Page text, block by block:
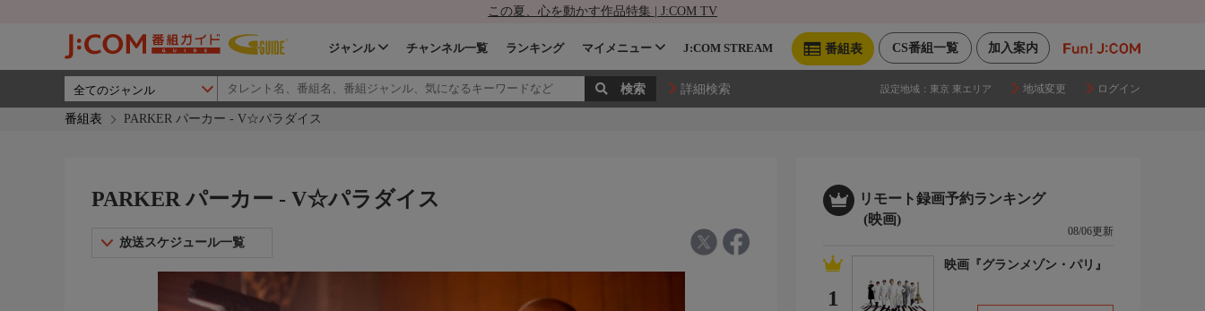
この夏、心を動かす作品特集 | J:COM TV
加入案内
CS番組一覧
番組表
ジャンル チャンネル一覧 ランキング マイメニュー J:COM STREAM
詳細検索 設定地域： 東京 東エリア 地域変更 ログイン
番組表 PARKER パーカー - V☆パラダイス
PARKER パーカー - V☆パラダイス
放送スケジュール一覧
リモート録画予約ランキング
(映画)
08/06更新
1
映画『グランメゾン・パリ』